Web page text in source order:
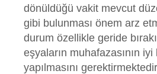
dönüldüğü vakit mevcut
gibi bulunması önem arz
durum özellikle geride
eşyaların muhafazasının
yapılmasını